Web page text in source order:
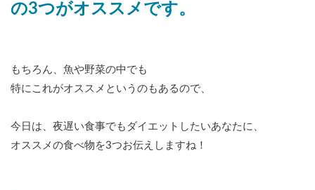
の3つがオススメです。
もちろん、魚や野菜の中でも
特にこれがオススメというのもあるので、
今日は、夜遅い食事でもダイエットしたいあなたに、
オススメの食べ物を3つお伝えしますね！